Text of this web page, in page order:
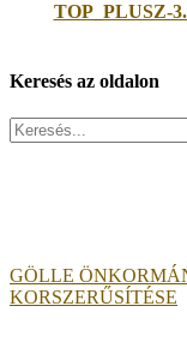
TOP_PLUSZ-
Keresés az oldalon
Search
for:
GÖLLE
KORSZERŰSÍTÉSE